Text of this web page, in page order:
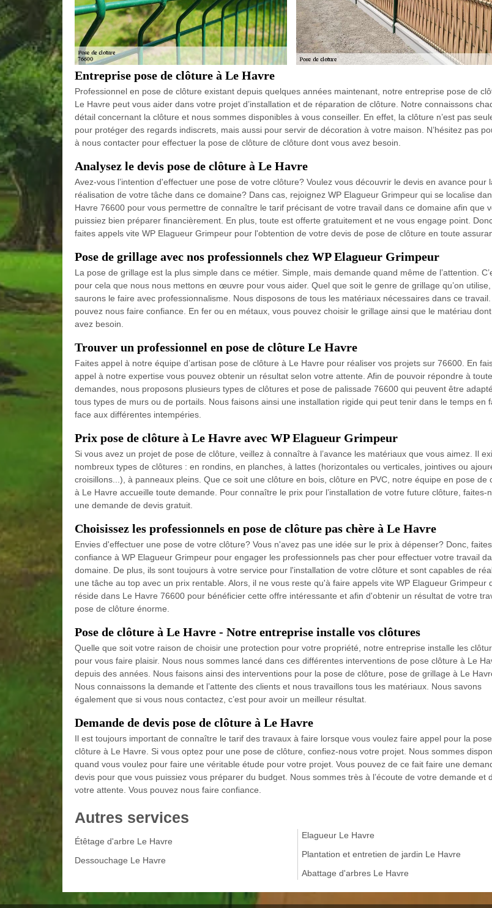
Entreprise pose de clôture à Le Havre
Professionnel en pose de clôture existant depuis quelques années maintenant, notre entreprise pose de
Le Havre peut vous aider dans votre projet d’installation et de réparation de clôture. Notre connaissons
détail concernant la clôture et nous sommes disponibles à vous conseiller. En effet, la clôture n’est pas
pour protéger des regards indiscrets, mais aussi pour servir de décoration à votre maison. N’hésitez pas
à nous contacter pour effectuer la pose de clôture de clôture dont vous avez besoin.
Analysez le devis pose de clôture à Le Havre
Avez-vous l’intention d'effectuer une pose de votre clôture? Voulez vous découvrir le devis en avance pour
réalisation de votre tâche dans ce domaine? Dans cas, rejoignez WP Elagueur Grimpeur qui se localise
Havre 76600 pour vous permettre de connaître le tarif précisant de votre travail dans ce domaine afin que
puissiez bien préparer financièrement. En plus, toute est offerte gratuitement et ne vous engage point.
faites appels vite WP Elagueur Grimpeur pour l'obtention de votre devis de pose de clôture en toute
Pose de grillage avec nos professionnels chez WP Elagueur Grimpeur
La pose de grillage est la plus simple dans ce métier. Simple, mais demande quand même de l’attention.
pour cela que nous nous mettons en œuvre pour vous aider. Quel que soit le genre de grillage qu’on
saurons le faire avec professionnalisme. Nous disposons de tous les matériaux nécessaires dans ce travail.
pouvez nous faire confiance. En fer ou en métaux, vous pouvez choisir le grillage ainsi que le matériau
avez besoin.
Trouver un professionnel en pose de clôture Le Havre
Faites appel à notre équipe d’artisan pose de clôture à Le Havre pour réaliser vos projets sur 76600. En
appel à notre expertise vous pouvez obtenir un résultat selon votre attente. Afin de pouvoir répondre à
demandes, nous proposons plusieurs types de clôtures et pose de palissade 76600 qui peuvent être
tous types de murs ou de portails. Nous faisons ainsi une installation rigide qui peut tenir dans le temps en
face aux différentes intempéries.
Prix pose de clôture à Le Havre avec WP Elagueur Grimpeur
Si vous avez un projet de pose de clôture, veillez à connaître à l’avance les matériaux que vous aimez. Il
nombreux types de clôtures : en rondins, en planches, à lattes (horizontales ou verticales, jointives ou
croisillons...), à panneaux pleins. Que ce soit une clôture en bois, clôture en PVC, notre équipe en pose de
à Le Havre accueille toute demande. Pour connaître le prix pour l’installation de votre future clôture, faites-
une demande de devis gratuit.
Choisissez les professionnels en pose de clôture pas chère à Le Havre
Envies d'effectuer une pose de votre clôture? Vous n'avez pas une idée sur le prix à dépenser? Donc, faites
confiance à WP Elagueur Grimpeur pour engager les professionnels pas cher pour effectuer votre travail
domaine. De plus, ils sont toujours à votre service pour l'installation de votre clôture et sont capables de
une tâche au top avec un prix rentable. Alors, il ne vous reste qu'à faire appels vite WP Elagueur Grimpeur
réside dans Le Havre 76600 pour bénéficier cette offre intéressante et afin d'obtenir un résultat de votre
pose de clôture énorme.
Pose de clôture à Le Havre - Notre entreprise installe vos clôtures
Quelle que soit votre raison de choisir une protection pour votre propriété, notre entreprise installe les
pour vous faire plaisir. Nous nous sommes lancé dans ces différentes interventions de pose clôture à Le
depuis des années. Nous faisons ainsi des interventions pour la pose de clôture, pose de grillage à Le
Nous connaissons la demande et l’attente des clients et nous travaillons tous les matériaux. Nous savons
également que si vous nous contactez, c’est pour avoir un meilleur résultat.
Demande de devis pose de clôture à Le Havre
Il est toujours important de connaître le tarif des travaux à faire lorsque vous voulez faire appel pour la
clôture à Le Havre. Si vous optez pour une pose de clôture, confiez-nous votre projet. Nous sommes
quand vous voulez pour faire une véritable étude pour votre projet. Vous pouvez de ce fait faire une
devis pour que vous puissiez vous préparer du budget. Nous sommes très à l’écoute de votre demande et
votre attente. Vous pouvez nous faire confiance.
Autres services
Étêtage d'arbre Le Havre
Dessouchage Le Havre
Elagueur Le Havre
Plantation et entretien de jardin Le Havre
Abattage d'arbres Le Havre